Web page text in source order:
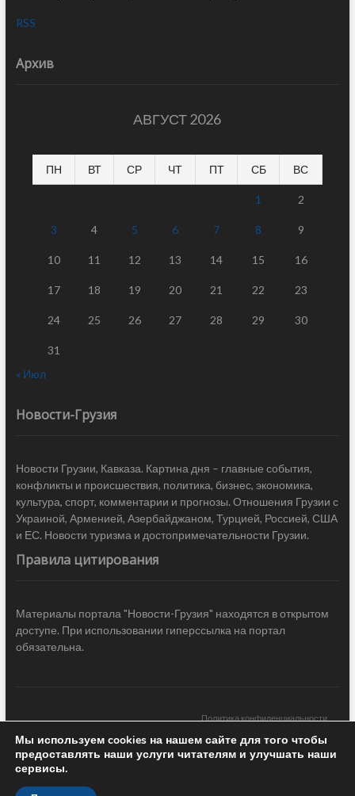
RSS
Архив
АВГУСТ 2026
ПН ВТ СР ЧТ ПТ СБ ВС
1 2
3 4 5 6 7 8 9
10 11 12 13 14 15 16
17 18 19 20 21 22 23
24 25 26 27 28 29 30
31
« Июл
Новости-Грузия
Новости Грузии, Кавказа. Картина дня – главные события,
конфликты и происшествия, политика, бизнес, экономика,
культура, спорт, комментарии и прогнозы. Отношения Грузии с
Украиной, Арменией, Азербайджаном, Турцией, Россией, США
и ЕС. Новости туризма и достопримечательности Грузии.
Правила цитирования
Материалы портала "Новости-Грузия" находятся в открытом
доступе. При использовании гиперссылка на портал
обязательна.
Политика конфиденциальности
Новости Грузии| Black Sea Press LTD © 2020 All Rights Reserved /
Design & development —
Мы используем cookies на нашем сайте для того чтобы
предоставлять наши услуги читателям и улучшать наши
сервисы.